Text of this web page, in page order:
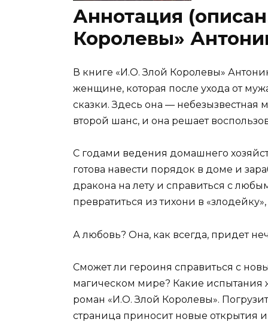
Аннотация
Королевы»
В книге «И.О. Злой Королевы»
женщине, которая после ухода от
сказки. Здесь она —
второй шанс, и она решает
С годами ведения домашнего
готова навести порядок в доме и
дракона на лету и справиться с
превратиться из тихони в
А любовь? Она, как всегда, придет
Сможет ли героиня справиться с
магическом мире? Какие испытания
роман «И.О. Злой Королевы».
страница приносит новые открытия